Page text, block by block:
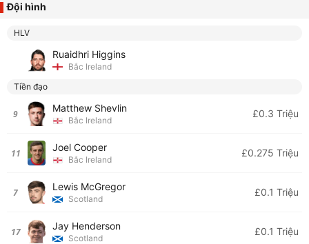
Đội hình
HLV
Ruaidhri Higgins
Bắc Ireland
Tiền đạo
9 Matthew Shevlin
Bắc Ireland
£0.3 Triệu
11 Joel Cooper
Bắc Ireland
£0.275 Triệu
7 Lewis McGregor
Scotland
£0.1 Triệu
17 Jay Henderson
Scotland
£0.1 Triệu